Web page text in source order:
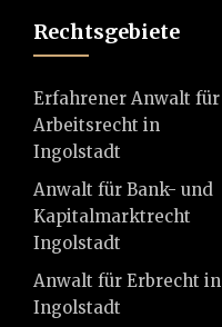
Rechtsgebiete
Erfahrener Anwalt für
Arbeitsrecht in
Ingolstadt
Anwalt für Bank- und
Kapitalmarktrecht
Ingolstadt
Anwalt für Erbrecht in
Ingolstadt